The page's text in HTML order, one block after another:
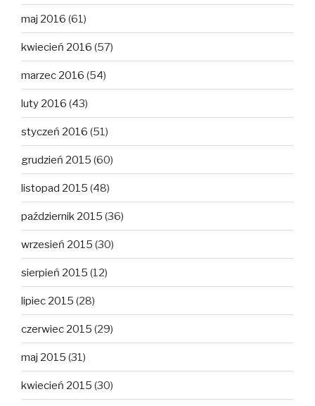
maj 2016 (61)
kwiecień 2016 (57)
marzec 2016 (54)
luty 2016 (43)
styczeń 2016 (51)
grudzień 2015 (60)
listopad 2015 (48)
październik 2015 (36)
wrzesień 2015 (30)
sierpień 2015 (12)
lipiec 2015 (28)
czerwiec 2015 (29)
maj 2015 (31)
kwiecień 2015 (30)